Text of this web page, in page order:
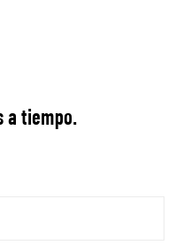
a tiempo.